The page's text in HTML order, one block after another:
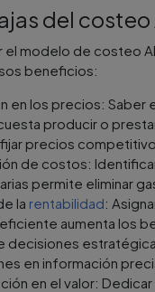
del costeo
el modelo de costeo
beneficios:
en los precios: Saber
producir o
fijar precios
de costos:
permite eliminar
la rentabilidad:
aumenta los
decisiones
en información
en el valor: